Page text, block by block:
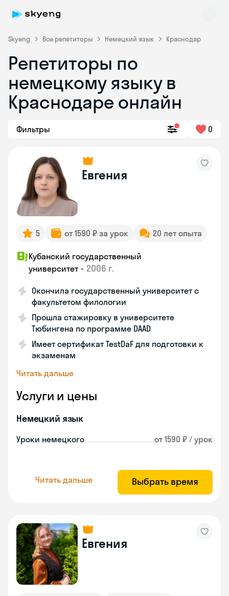
Skyeng Все репетиторы Немецкий язык Краснодар
Репетиторы по
немецкому языку в
Краснодаре онлайн
Фильтры 0
Евгения
5 от 1590 ₽ за урок 20 лет опыта
Кубанский государственный
университет • 2006 г.
Окончила государственный университет с
факультетом филологии
Прошла стажировку в университете
Тюбингена по программе DAAD
Имеет сертификат TestDaF для подготовки к
экзаменам
Читать дальше
Услуги и цены
Немецкий язык
Уроки немецкого от 1590 ₽ / урок
Читать дальше Выбрать время
Евгения
Skyeng Chat